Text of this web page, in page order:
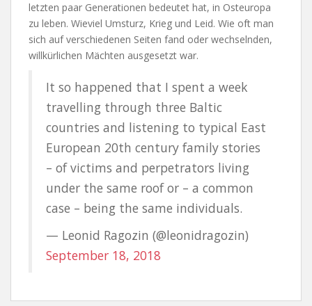
letzten paar Generationen bedeutet hat, in Osteuropa
zu leben. Wieviel Umsturz, Krieg und Leid. Wie oft man
sich auf verschiedenen Seiten fand oder wechselnden,
willkürlichen Mächten ausgesetzt war.
It so happened that I spent a week
travelling through three Baltic
countries and listening to typical East
European 20th century family stories
– of victims and perpetrators living
under the same roof or – a common
case – being the same individuals.
— Leonid Ragozin (@leonidragozin)
September 18, 2018